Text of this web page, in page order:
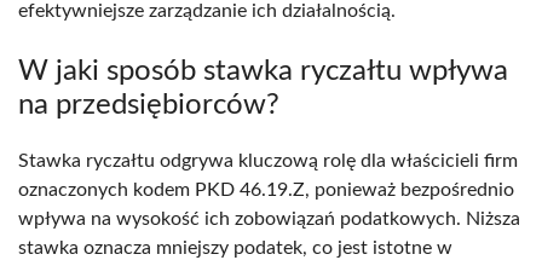
efektywniejsze zarządzanie ich działalnością.
W jaki sposób stawka ryczałtu wpływa
na przedsiębiorców?
Stawka ryczałtu odgrywa kluczową rolę dla właścicieli firm
oznaczonych kodem PKD 46.19.Z, ponieważ bezpośrednio
wpływa na wysokość ich zobowiązań podatkowych. Niższa
stawka oznacza mniejszy podatek, co jest istotne w